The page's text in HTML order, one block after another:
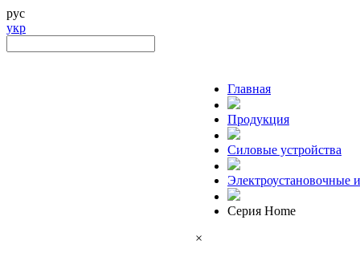
рус
укр
Главная
Продукция
Силовые устройства
Электроустановочные
Серия Home
×